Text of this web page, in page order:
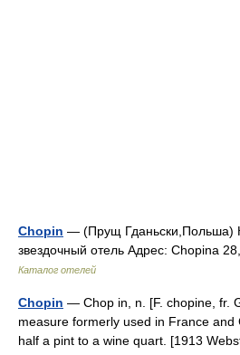
Chopin — (Прущ Гданьски,Польша)
звездочный отель Адрес: Chopina
Каталог отелей
Chopin — Chop in, n. [F. chopine, fr.
measure formerly used in France and
half a pint to a wine quart. [1913